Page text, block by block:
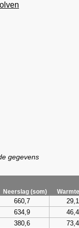
gegevens
Neerslag (som)
660,7 29,1
634,9 46,4
380,6 73,4